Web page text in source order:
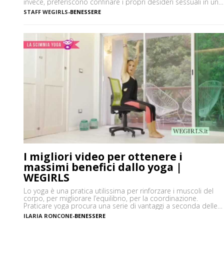
invece, preferiscono confinare i propri desideri sessuali in un
angolino della mente, talvolta per imbarazzo o per il timore di
essere giudicate negativamente. La verità è che avere fantasie
STAFF WEGIRLS-BENESSERE
I migliori video per ottenere i
massimi benefici dallo yoga |
WEGIRLS
Lo yoga è una pratica utilissima per rinforzare i muscoli del
corpo, per migliorare l’equilibrio, per la coordinazione.
Praticare yoga procura una serie di vantaggi a seconda delle
parti del corpo che si sceglie di far lavorare e oggi vediamo i
migliori video yoga per allenarsi in ogni momento della
ILARIA RONCONE-BENESSERE